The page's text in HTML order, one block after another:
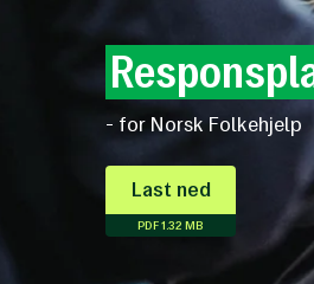
- for Norsk Folkehjelp
Last ned
PDF 1.32 MB